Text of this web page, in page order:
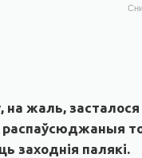
жаль,
заходнія палякі.